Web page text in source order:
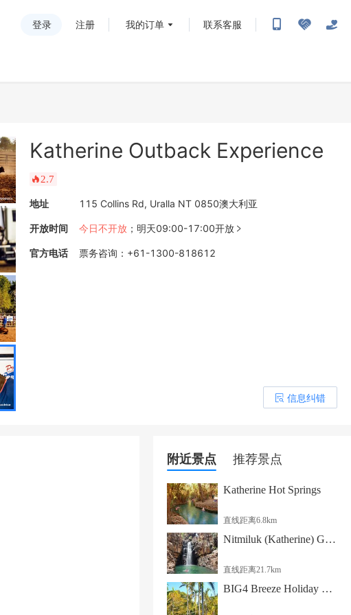
登录 注册 我的订单 联系客服
Katherine Outback Experience
󰺂 2.7
地址 115 Collins Rd, Uralla NT 0850澳大利亚
开放时间 今日不开放 ； 明天09:00-17:00开放 
官方电话 票务咨询 ： +61-1300-818612
󰎒 信息纠错
附近景点 推荐景点
Katherine Hot Springs
直线距离6.8km
Nitmiluk (Katherine) Gorge
直线距离21.7km
BIG4 Breeze Holiday Parks - Katherine